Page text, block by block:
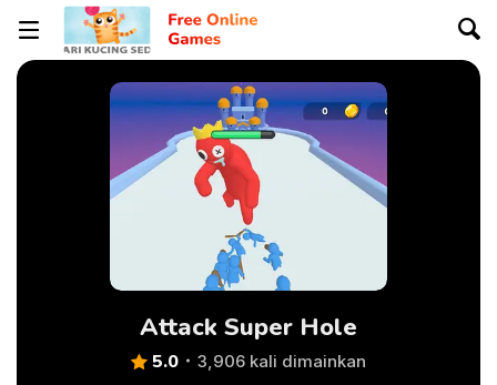
Attack Super Hole
5.0 3,906 kali dimainkan